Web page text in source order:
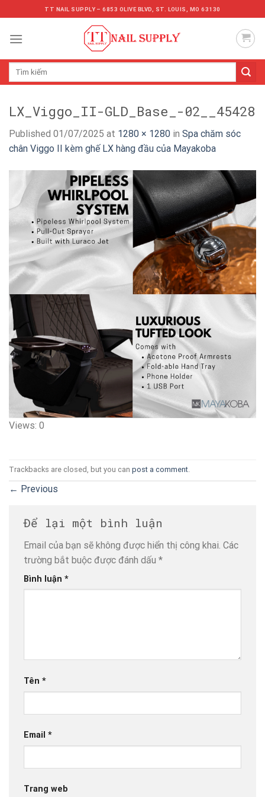
to
content
TT NAIL SUPPLY – 6853 OLIVE BLVD, ST. LOUIS, MO 63130
Tìm
LX_Viggo_II-GLD_Base_-02__45428
Published 01/07/2025 at 1280 × 1280 in Spa chăm sóc
chân Viggo II kèm ghế LX hàng đầu của Mayakoba
Views: 0
Trackbacks are closed, but you can post a comment.
← Previous
Để lại một bình luận
Email của bạn sẽ không được hiển thị công khai. Các
trường bắt buộc được đánh dấu *
Bình luận *
Tên *
Email *
Trang web